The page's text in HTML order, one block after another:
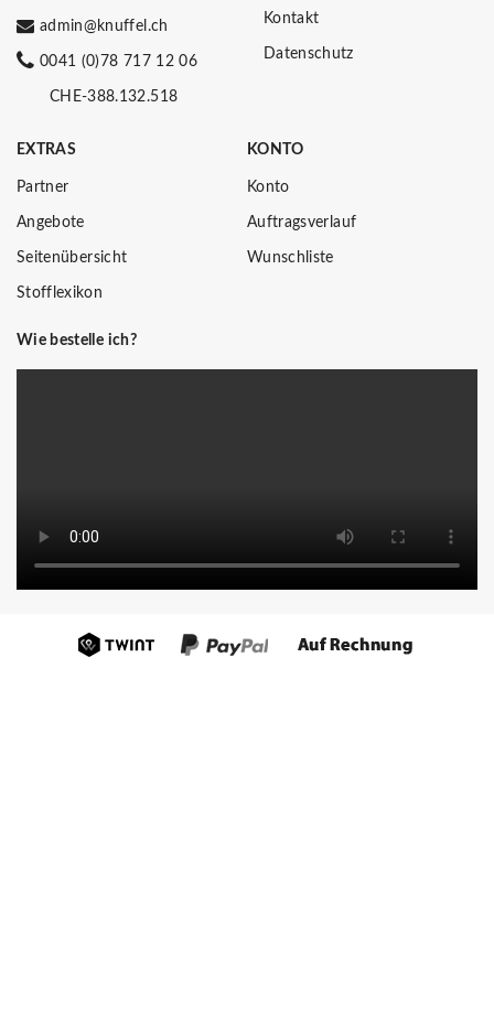
admin@knuffel.ch
0041 (0)78 717 12 06
CHE-388.132.518
Kontakt
Datenschutz
EXTRAS
Partner
Angebote
Seitenübersicht
Stofflexikon
KONTO
Konto
Auftragsverlauf
Wunschliste
Wie bestelle ich?